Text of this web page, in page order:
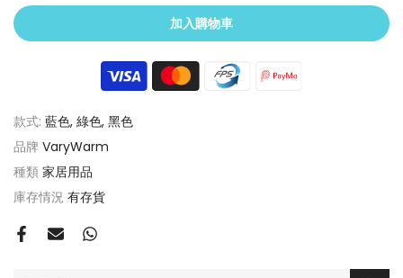
加入購物車
款式: 藍色, 綠色, 黑色
品牌 VaryWarm
種類 家居用品
庫存情況 有存貨